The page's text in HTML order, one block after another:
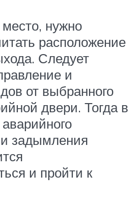
нужно
расположение
Следует
и
от выбранного
двери. Тогда в
задымления
и пройти к